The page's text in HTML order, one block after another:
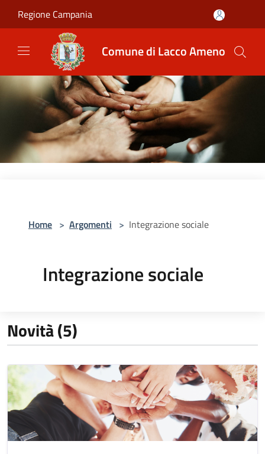
Regione Campania
Comune di Lacco Ameno
Home > Argomenti > Integrazione sociale
Integrazione sociale
Novità (5)